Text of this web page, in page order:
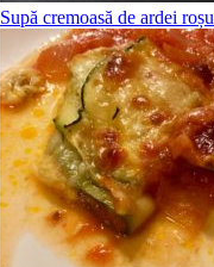
Supă cremoasă de ardei roșu